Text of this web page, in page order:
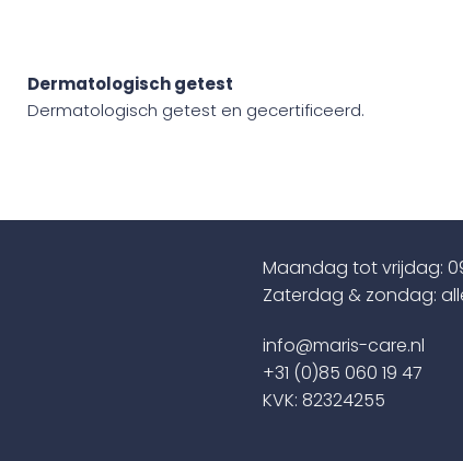
Dermatologisch getest
Dermatologisch getest en gecertificeerd.
Maandag tot vrijdag:
Zaterdag & zondag:
info@maris-care.nl
+31 (0)85 060 19 47
KVK: 82324255